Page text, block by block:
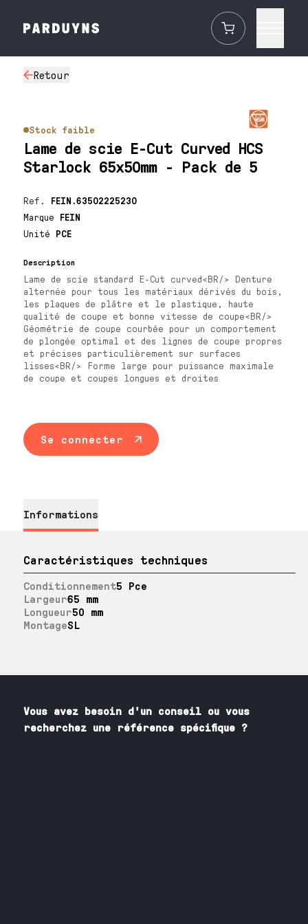
Retour
Stock faible
Lame de scie E-Cut Curved HCS
Starlock 65x50mm - Pack de 5
Ref. FEIN.63502225230
Marque FEIN
Unité PCE
Description
Lame de scie standard E-Cut curved<BR/> Denture
alternée pour tous les matériaux dérivés du bois,
les plaques de plâtre et le plastique, haute
qualité de coupe et bonne vitesse de coupe<BR/>
Géométrie de coupe courbée pour un comportement
de plongée optimal et des lignes de coupe propres
et précises particulièrement sur surfaces
lisses<BR/> Forme large pour puissance maximale
de coupe et coupes longues et droites
Se connecter
Informations
Caractéristiques techniques
Conditionnement5 Pce
Largeur65 mm
Longueur50 mm
MontageSL
Vous avez besoin d'un conseil ou vous
recherchez une référence spécifique ?